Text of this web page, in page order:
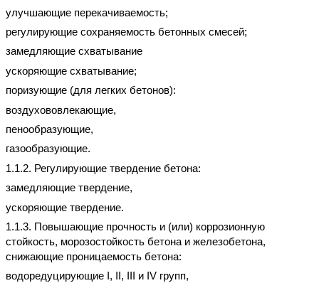
улучшающие перекачиваемость;
регулирующие сохраняемость бетонных смесей;
замедляющие схватывание
ускоряющие схватывание;
поризующие (для легких бетонов):
воздухововлекающие,
пенообразующие,
газообразующие.
1.1.2. Регулирующие твердение бетона:
замедляющие твердение,
ускоряющие твердение.
1.1.3. Повышающие прочность и (или) коррозионную
стойкость, морозостойкость бетона и железобетона,
снижающие проницаемость бетона:
водоредуцирующие I, II, III и IV групп,